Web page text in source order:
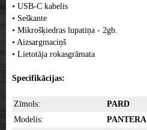
• USB-C kabelis
• Seškante
• Mikrošķiedras lupatiņa - 2gb.
• Aizsargmaciņš
• Lietotāja rokasgrāmata
Specifikācijas:
Zīmols:
PARD
Modelis:
PANTERA